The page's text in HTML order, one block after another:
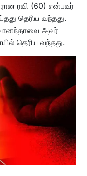
ரவி (60) என்பவர்
தெரிய வந்தது.
அவர்
தெரிய வந்தது.